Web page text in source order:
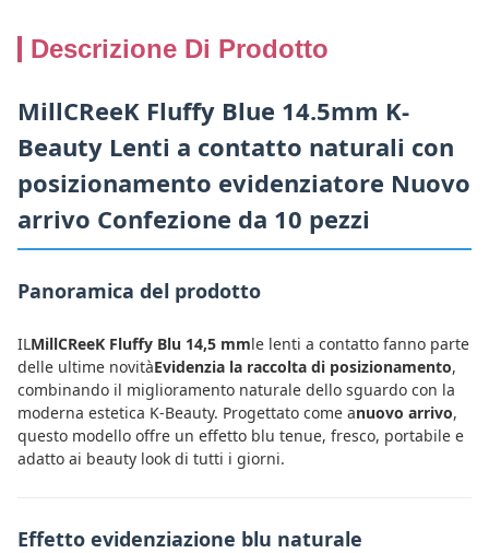
Descrizione Di Prodotto
MillCReeK Fluffy Blue 14.5mm K-
Beauty Lenti a contatto naturali con
posizionamento evidenziatore Nuovo
arrivo Confezione da 10 pezzi
Panoramica del prodotto
ILMillCReeK Fluffy Blu 14,5 mmle lenti a contatto fanno parte
delle ultime novitàEvidenzia la raccolta di posizionamento,
combinando il miglioramento naturale dello sguardo con la
moderna estetica K-Beauty. Progettato come anuovo arrivo,
questo modello offre un effetto blu tenue, fresco, portabile e
adatto ai beauty look di tutti i giorni.
Effetto evidenziazione blu naturale